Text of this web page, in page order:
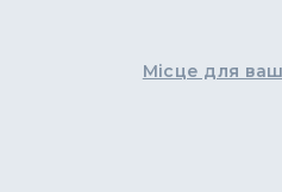
Місце для